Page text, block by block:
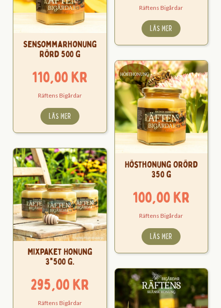
Räftens Bigårdar
LÄS MER
Sensommarhonung
Rörd 500 g
110,00kr
Räftens Bigårdar
LÄS MER
Hösthonung Orörd
350 g
100,00kr
Räftens Bigårdar
LÄS MER
Mixpaket Honung
3*500 g.
295,00kr
Räftens Bigårdar